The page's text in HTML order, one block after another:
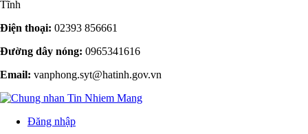
Tĩnh
Điện thoại: 02393 856661
Đường dây nóng: 0965341616
Email: vanphong.syt@hatinh.gov.vn
Đăng nhập